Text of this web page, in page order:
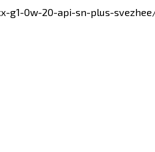
g1-0w-20-api-sn-plus-